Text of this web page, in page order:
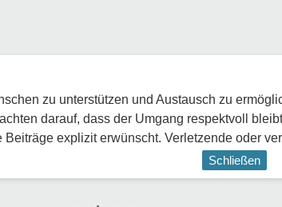
zu unterstützen und Austausch zu
darauf, dass der Umgang respektvoll
explizit erwünscht. Verletzende oder
Schließen